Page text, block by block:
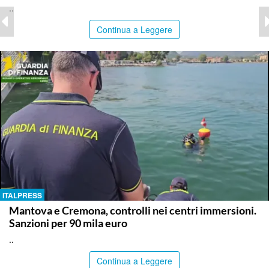
..
Continua a Leggere
ITALPRESS
Mantova e Cremona, controlli nei centri immersioni.
Sanzioni per 90 mila euro
..
Continua a Leggere